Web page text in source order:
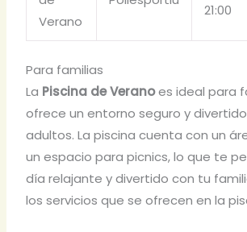
Verano
21:00
Para familias
La Piscina de Veranoes ideal para
ofrece un entorno seguro y
adultos. La piscina cuenta con un
un espacio para picnics, lo que te
día relajante y divertido con tu
los servicios que se ofrecen en la